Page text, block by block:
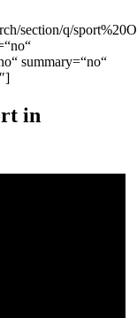
section/q/
summary=“no“
in